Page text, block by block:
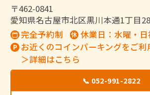
〒462-0841
愛知県名古屋市北区黒川本通1丁目
完全予約制
休業日：水曜・
お近くのコインパーキングをご利
＞詳細はこちら
📞 052-991-2822